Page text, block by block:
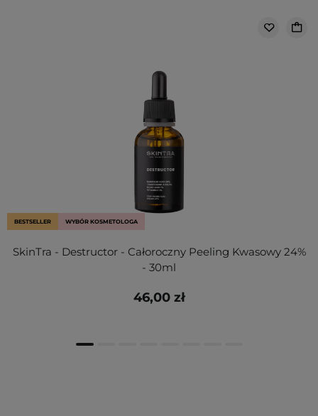
BESTSELLER WYBÓR KOSMETOLOGA
SkinTra - Destructor - Całoroczny Peeling Kwasowy 24%
- 30ml
46,00 zł